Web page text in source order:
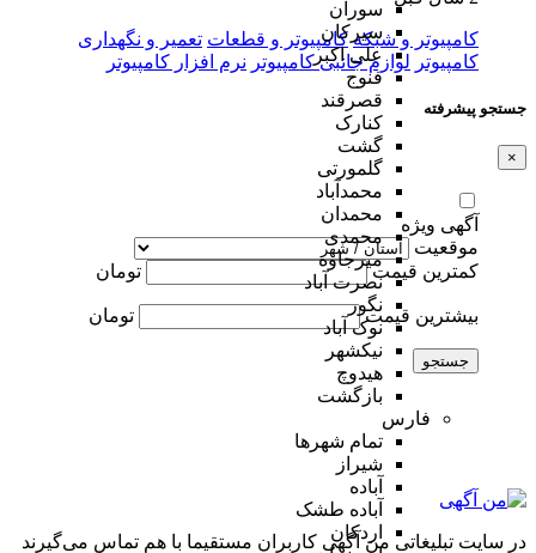
سوران
سیرکان
علی اکبر
فنوج
قصرقند
کنارک
گشت
گلمورتی
محمدآباد
محمدان
محمدی
میرجاوه
نصرت آباد
نگور
نوک آباد
نیکشهر
هیدوچ
بازگشت
فارس
تمام شهر‌ها
شیراز
آباده
آباده طشک
اردکان
کامپیوتر و شبکه کامپیوتر و قطعات تعمیر و نگهداری
کامپیوتر لوازم جانبی کامپیوتر نرم افزار کامپیوتر
جستجو پیشرفته
×
آگهی ویژه
موقعیت
کمترین قیمت
تومان
بیشترین قیمت تومان
جستجو
در سایت تبلیغاتی من آگهی کاربران مستقیما با هم تماس می‌گیرند